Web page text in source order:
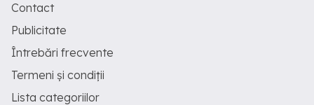
Contact
Publicitate
Întrebări frecvente
Termeni și condiții
Lista categoriilor